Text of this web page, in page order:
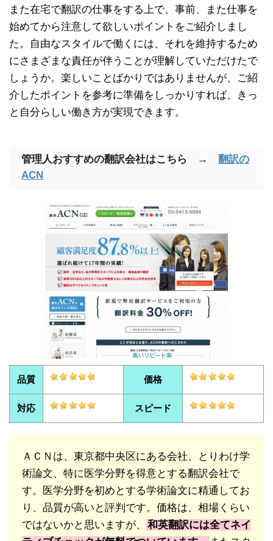
また在宅で翻訳の仕事をする上で、事前、また仕事を
始めてから注意して欲しいポイントをご紹介しまし
た。自由なスタイルで働くには、それを維持するため
にさまざまな責任が伴うことが理解していただけたで
しょうか。楽しいことばかりではありませんが、ご紹
介したポイントを参考に準備をしっかりすれば、きっ
と自分らしい働き方が実現できます。
管理人おすすめの翻訳会社はこちら → 翻訳の
ACN
品質 価格
対応 スピード
ＡＣＮは、東京都中央区にある会社、とりわけ学
術論文、特に医学分野を得意とする翻訳会社で
す。医学分野を初めとする学術論文に精通してお
り、品質が高いと評判です。価格は、相場くらい
ではないかと思いますが、
和英翻訳には全てネイ